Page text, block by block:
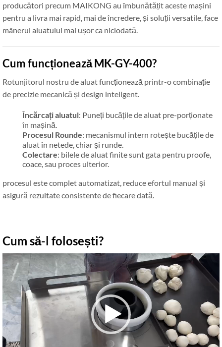
producători precum MAIKONG au îmbunătățit aceste mașini
pentru a livra mai rapid, mai de încredere, și soluții versatile, face
mânerul aluatului mai ușor ca niciodată.
Cum funcționează MK-GY-400?
Rotunjitorul nostru de aluat funcționează printr-o combinație
de precizie mecanică și design inteligent.
Încărcați aluatul: Puneți bucățile de aluat pre-porționate
în mașină.
Procesul Rounde: mecanismul intern rotește bucățile de
aluat în netede, chiar și runde.
Colectare: bilele de aluat finite sunt gata pentru proofe,
coace, sau proces ulterior.
procesul este complet automatizat, reduce efortul manual și
asigură rezultate consistente de fiecare dată.
Cum să-l folosești?
Video
Player